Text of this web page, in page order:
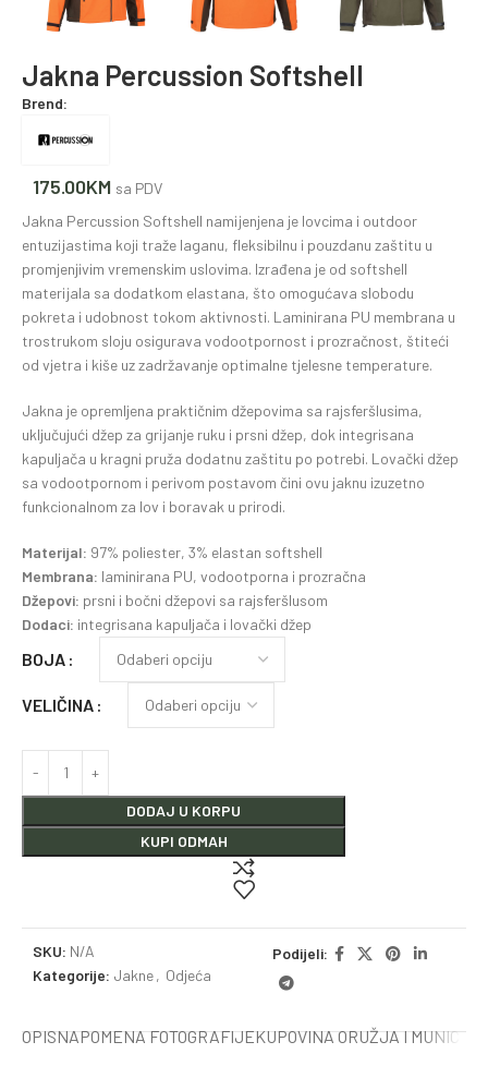
Jakna Percussion Softshell
Brend:
175.00KM sa PDV
Jakna Percussion Softshell namijenjena je lovcima i outdoor
entuzijastima koji traže laganu, fleksibilnu i pouzdanu zaštitu u
promjenjivim vremenskim uslovima. Izrađena je od softshell
materijala sa dodatkom elastana, što omogućava slobodu
pokreta i udobnost tokom aktivnosti. Laminirana PU membrana u
trostrukom sloju osigurava vodootpornost i prozračnost, štiteći
od vjetra i kiše uz zadržavanje optimalne tjelesne temperature.
Jakna je opremljena praktičnim džepovima sa rajsferšlusima,
uključujući džep za grijanje ruku i prsni džep, dok integrisana
kapuljača u kragni pruža dodatnu zaštitu po potrebi. Lovački džep
sa vodootpornom i perivom postavom čini ovu jaknu izuzetno
funkcionalnom za lov i boravak u prirodi.
Materijal: 97% poliester, 3% elastan softshell
Membrana: laminirana PU, vodootporna i prozračna
Džepovi: prsni i bočni džepovi sa rajsferšlusom
Dodaci: integrisana kapuljača i lovački džep
BOJA
VELIČINA
DODAJ U KORPU
KUPI ODMAH
SKU: N/A
Kategorije: Jakne, Odjeća
Podijeli:
OPISNAPOMENA FOTOGRAFIJEKUPOVINA ORUŽJA I MUNICIJE